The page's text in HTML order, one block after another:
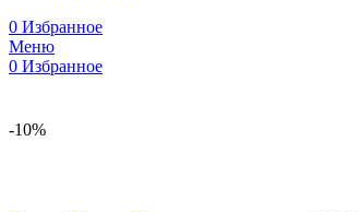
0 Избранное
Меню
0 Избранное
-10%